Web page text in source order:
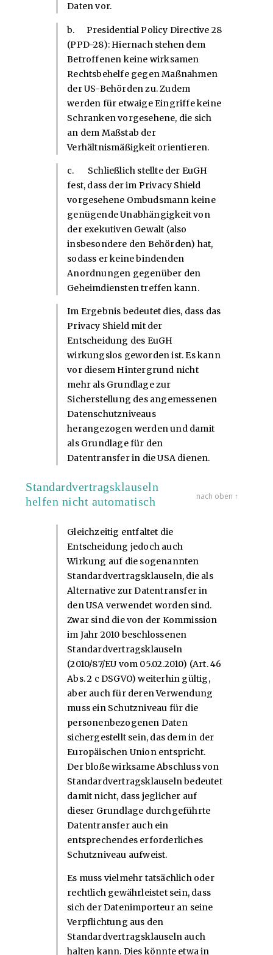
Daten vor.
b. Presidential Policy Directive 28
(PPD-28): Hiernach stehen dem
Betroffenen keine wirksamen
Rechtsbehelfe gegen Maßnahmen
der US-Behörden zu. Zudem
werden für etwaige Eingriffe keine
Schranken vorgesehene, die sich
an dem Maßstab der
Verhältnismäßigkeit orientieren.
c. Schließlich stellte der EuGH
fest, dass der im Privacy Shield
vorgesehene Ombudsmann keine
genügende Unabhängigkeit von
der exekutiven Gewalt (also
insbesondere den Behörden) hat,
sodass er keine bindenden
Anordnungen gegenüber den
Geheimdiensten treffen kann.
Im Ergebnis bedeutet dies, dass das
Privacy Shield mit der
Entscheidung des EuGH
wirkungslos geworden ist. Es kann
vor diesem Hintergrund nicht
mehr als Grundlage zur
Sicherstellung des angemessenen
Datenschutzniveaus
herangezogen werden und damit
als Grundlage für den
Datentransfer in die USA dienen.
Standardvertragsklauseln
helfen nicht automatisch
nach oben ↑
Gleichzeitig entfaltet die
Entscheidung jedoch auch
Wirkung auf die sogenannten
Standardvertragsklauseln, die als
Alternative zur Datentransfer in
den USA verwendet worden sind.
Zwar sind die von der Kommission
im Jahr 2010 beschlossenen
Standardvertragsklauseln
(2010/87/EU vom 05.02.2010) (Art. 46
Abs. 2 c DSGVO) weiterhin gültig,
aber auch für deren Verwendung
muss ein Schutzniveau für die
personenbezogenen Daten
sichergestellt sein, das dem in der
Europäischen Union entspricht.
Der bloße wirksame Abschluss von
Standardvertragsklauseln bedeutet
damit nicht, dass jeglicher auf
dieser Grundlage durchgeführte
Datentransfer auch ein
entsprechendes erforderliches
Schutzniveau aufweist.
Es muss vielmehr tatsächlich oder
rechtlich gewährleistet sein, dass
sich der Datenimporteur an seine
Verpflichtung aus den
Standardvertragsklauseln auch
halten kann. Dies könnte etwa in